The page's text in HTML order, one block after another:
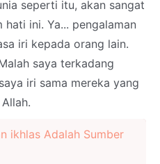
seperti itu, akan sangat
ini. Ya... pengalaman
iri kepada orang lain.
saya terkadang
iri sama mereka yang
ikhlas Adalah Sumber